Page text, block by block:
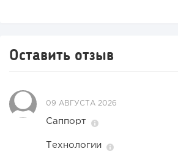
Оставить отзыв
09 АВГУСТА 2026
Саппорт
Технологии